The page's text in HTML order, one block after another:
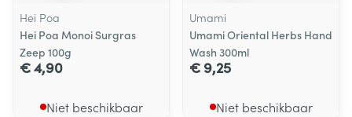
Hei Poa
Hei Poa Monoi Surgras
Zeep 100g
€ 4,90
Niet beschikbaar
Umami
Umami Oriental Herbs Hand
Wash 300ml
€ 9,25
Niet beschikbaar